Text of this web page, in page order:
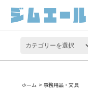
ホーム > 事務用品・文具